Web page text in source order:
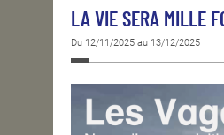
LA VIE SERA MILLE
Du 12/11/2025 au 13/12/2025